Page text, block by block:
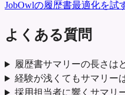
JobOwlの履歴書最適化を試
よくある質問
履歴書サマリーの長さは
経験が浅くてもサマリー
採用担当者に響くサマリ